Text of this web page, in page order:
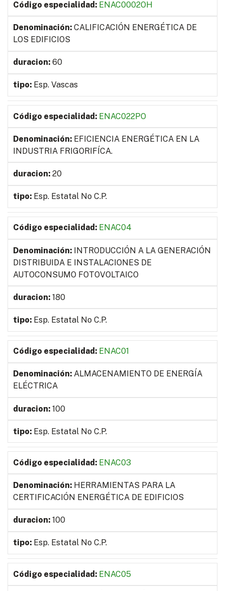
ENAC0002OH
CALIFICACIÓN ENERGÉTICA DE
LOS EDIFICIOS
60
Esp. Vascas
ENAC022PO
EFICIENCIA ENERGÉTICA EN LA
INDUSTRIA FRIGORIFÍCA.
20
Esp. Estatal No C.P.
ENAC04
INTRODUCCIÓN A LA GENERACIÓN
DISTRIBUIDA E INSTALACIONES DE
AUTOCONSUMO FOTOVOLTAICO
180
Esp. Estatal No C.P.
ENAC01
ALMACENAMIENTO DE ENERGÍA
ELÉCTRICA
100
Esp. Estatal No C.P.
ENAC03
HERRAMIENTAS PARA LA
CERTIFICACIÓN ENERGÉTICA DE EDIFICIOS
100
Esp. Estatal No C.P.
ENAC05